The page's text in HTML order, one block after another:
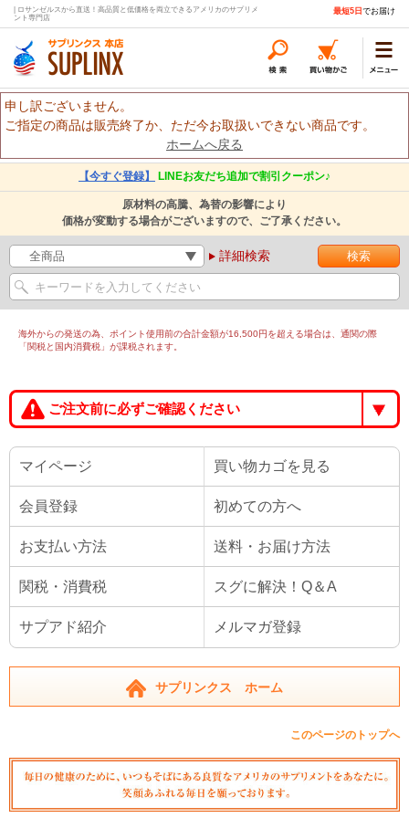
| ロサンゼルスから直送！高品質と低価格を両立できるアメリカのサプリメ
ント専門店
最短5日 でお届け
申し訳ございません。
ご指定の商品は販売終了か、ただ今お取扱いできない商品です。
ホームへ戻る
【今すぐ登録】 LINEお友だち追加で割引クーポン♪
原材料の高騰、為替の影響により
価格が変動する場合がございますので、ご了承ください。
詳細検索
海外からの発送の為、ポイント使用前の合計金額が16,500円を超える場合は、通関の際
「関税と国内消費税」が課税されます。
ご注文前に必ずご確認ください
マイページ 買い物カゴを見る
会員登録 初めての方へ
お支払い方法 送料・お届け方法
関税・消費税 スグに解決！Q＆A
サプアド紹介 メルマガ登録
サプリンクス ホーム
このページのトップへ